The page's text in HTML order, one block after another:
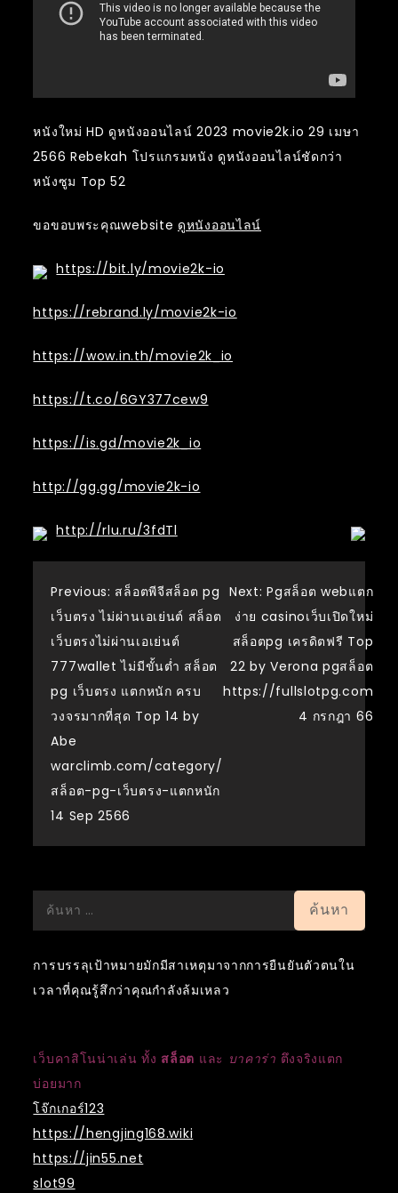
หนังใหม่ HD ดูหนังออนไลน์ 2023 movie2k.io 29 เมษา
2566 Rebekah โปรแกรมหนัง ดูหนังออนไลน์ชัดกว่า
หนังซูม Top 52
ขอขอบพระคุณwebsite ดูหนังออนไลน์
https://bit.ly/movie2k-io
https://rebrand.ly/movie2k-io
https://wow.in.th/movie2k_io
https://t.co/6GY377cew9
https://is.gd/movie2k_io
http://gg.gg/movie2k-io
http://rlu.ru/3fdTl
แนะแนว
เรื่อง
Previous: สล็อตพีจีสล็อต pg
เว็บตรง ไม่ผ่านเอเย่นต์ สล็อต
เว็บตรงไม่ผ่านเอเย่นต์
777wallet ไม่มีขั้นต่ำ สล็อต
pg เว็บตรง แตกหนัก ครบ
วงจรมากที่สุด Top 14 by
Abe
warclimb.com/category/
สล็อต-pg-เว็บตรง-แตกหนัก
14 Sep 2566
Next: Pgสล็อต webแตก
ง่าย casinoเว็บเปิดใหม่
สล็อตpg เครดิตฟรี Top
22 by Verona pgสล็อต
https://fullslotpg.com
4 กรกฎา 66
ค้นหา
สำหรับ:
การบรรลุเป้าหมายมักมีสาเหตุมาจากการยืนยันตัวตนใน
เวลาที่คุณรู้สึกว่าคุณกำลังล้มเหลว
เว็บคาสิโนน่าเล่น ทั้ง สล็อต และ บาคาร่า ตึงจริงแตก
บ่อยมาก
โจ๊กเกอร์123
https://hengjing168.wiki
https://jin55.net
slot99